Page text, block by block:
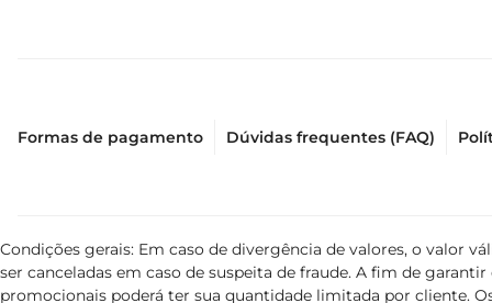
Formas de pagamento Dúvidas frequentes (FAQ)
Condições gerais: Em caso de divergência de valores, o valor
ser canceladas em caso de suspeita de fraude. A fim de
promocionais poderá ter sua quantidade limitada por cliente.